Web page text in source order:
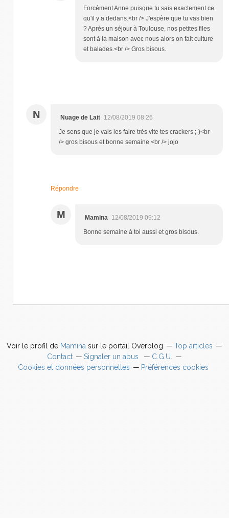
Forcément Anne puisque tu sais exactement ce
qu'il y a dedans.<br /> J'espère que tu vas bien
? Après un séjour à Toulouse, nos petites files
sont à la maison avec nous alors on fait culture
et balades.<br /> Gros bisous.
N Nuage de Lait 12/08/2019 08:26
Je sens que je vais les faire très vite tes crackers ;-)<br
/> gros bisous et bonne semaine <br /> jojo
Répondre
M Mamina
12/08/2019 09:12
Bonne semaine à toi aussi et gros bisous.
Voir le profil de Mamina sur le portail Overblog
Top articles
Contact
Signaler un abus
C.G.U.
Cookies et données personnelles
Préférences cookies